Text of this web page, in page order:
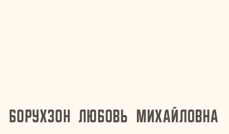
Борухзон Любовь Михайловна